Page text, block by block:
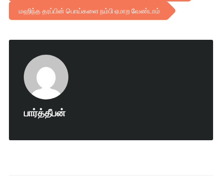
மஹிந்த தரப்பின் பொய்களை நம்பி ஏமாற வேண்டாம்
பார்த்தீபன்